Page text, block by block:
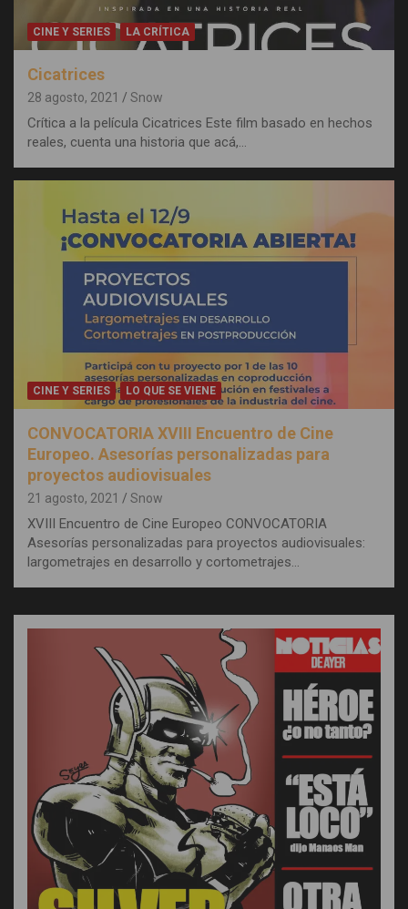
CINE Y SERIES LA CRÍTICA
Cicatrices
28 agosto, 2021 Snow
Crítica a la película Cicatrices Este film basado en hechos
reales, cuenta una historia que acá,…
CINE Y SERIES LO QUE SE VIENE
CONVOCATORIA XVIII Encuentro de Cine
Europeo. Asesorías personalizadas para
proyectos audiovisuales
21 agosto, 2021 Snow
XVIII Encuentro de Cine Europeo CONVOCATORIA
Asesorías personalizadas para proyectos audiovisuales:
largometrajes en desarrollo y cortometrajes…